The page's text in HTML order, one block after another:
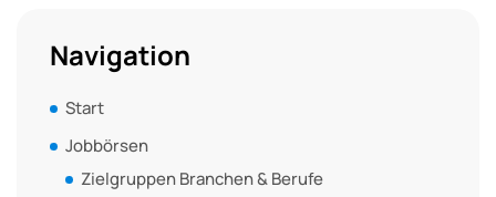
Navigation
Start
Jobbörsen
Zielgruppen Branchen & Berufe